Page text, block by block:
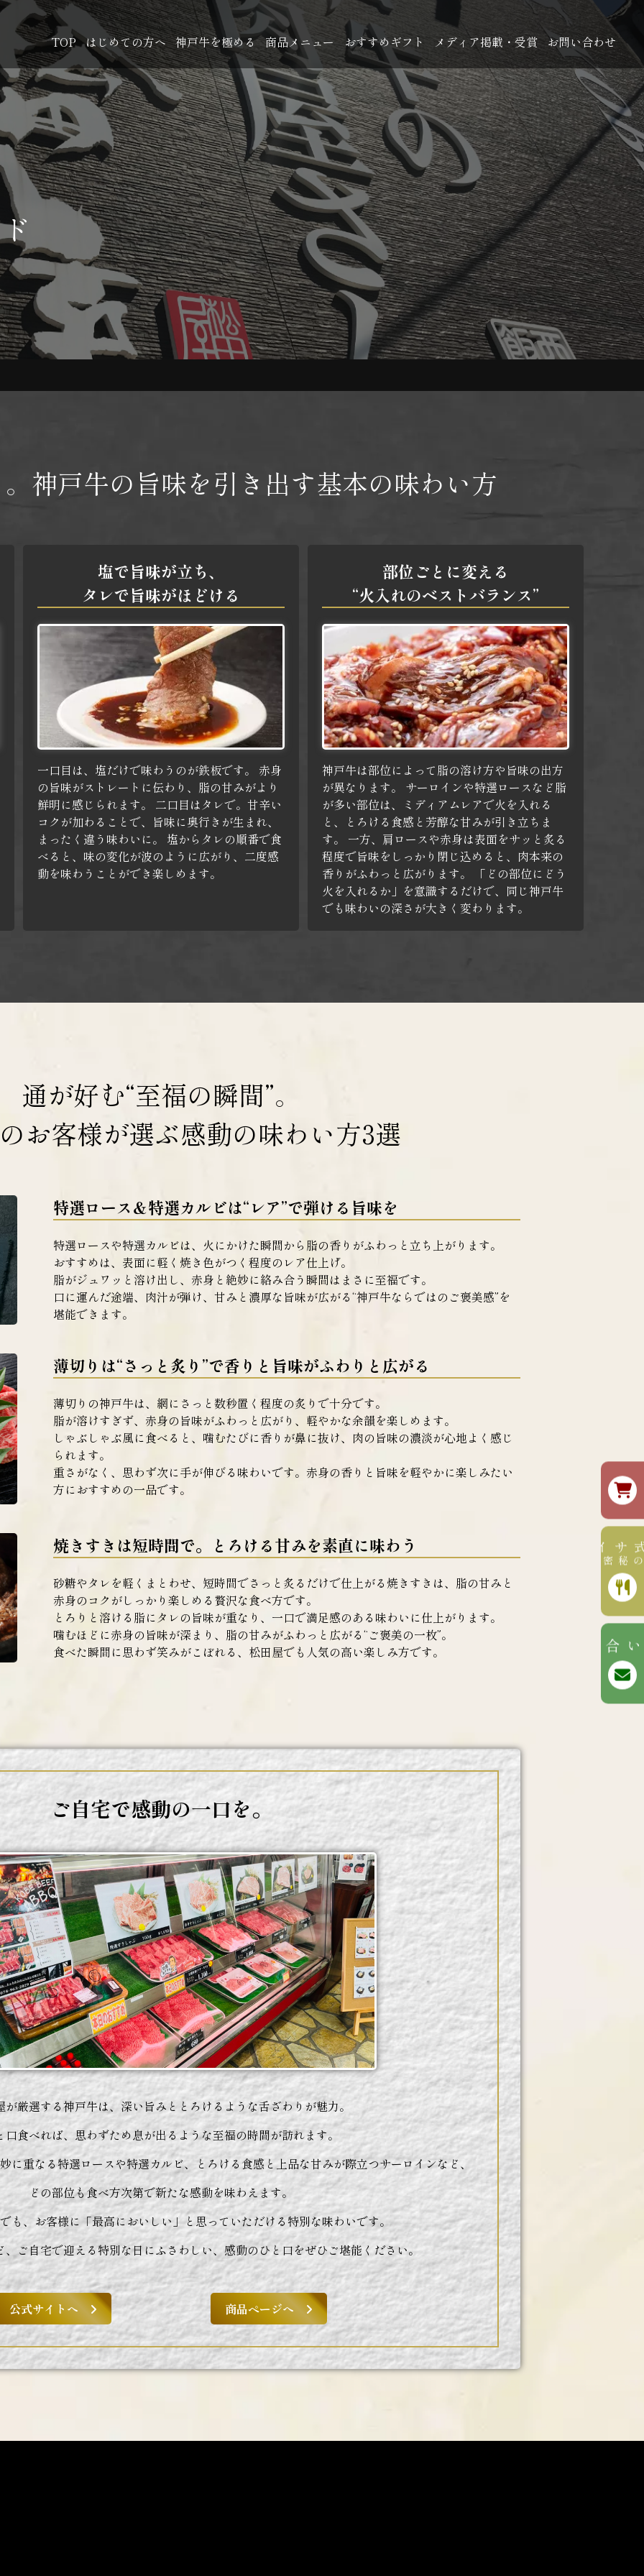
TOP はじめての方へ 神戸牛を極める 商品メニュー おすすめギフト メディア掲載・受賞 お問い合わせ
神戸牛の旨味を引き出す基本の味わい方
塩で旨味が立ち、
タレで旨味がほどける
一口目は、塩だけで味わうのが鉄板です。
赤身
の旨味がストレートに伝わり、脂の甘みがより
鮮明に感じられます。
二口目はタレで。甘辛い
コクが加わることで、旨味に奥行きが生まれ、
まったく違う味わいに。
塩からタレの順番で食
べると、味の変化が波のように広がり、二度感
動を味わうことができ楽しめます。
部位ごとに変える
“火入れのベストバランス”
神戸牛は部位によって脂の溶け方や旨味の出方
が異なります。
サーロインや特選ロースなど脂
が多い部位は、ミディアムレアで火を入れる
と、とろける食感と芳醇な甘みが引き立ちま
す。
一方、肩ロースや赤身は表面をサッと炙る
程度で旨味をしっかり閉じ込めると、肉本来の
香りがふわっと広がります。
「どの部位にどう
火を入れるか」を意識するだけで、同じ神戸牛
でも味わいの深さが大きく変わります。
通が好む“至福の瞬間”。
お客様が選ぶ感動の味わい方3選
特選ロース＆特選カルビは“レア”で弾ける旨味を
特選ロースや特選カルビは、火にかけた瞬間から脂の香りがふわっと立ち上がります。
おすすめは、表面に軽く焼き色がつく程度のレア仕上げ。
脂がジュワッと溶け出し、赤身と絶妙に絡み合う瞬間はまさに至福です。
口に運んだ途端、肉汁が弾け、甘みと濃厚な旨味が広がる“神戸牛ならではのご褒美感”を
堪能できます。
薄切りは“さっと炙り”で香りと旨味がふわりと広がる
薄切りの神戸牛は、網にさっと数秒置く程度の炙りで十分です。
脂が溶けすぎず、赤身の旨味がふわっと広がり、軽やかな余韻を楽しめます。
しゃぶしゃぶ風に食べると、噛むたびに香りが鼻に抜け、肉の旨味の濃淡が心地よく感じ
られます。
重さがなく、思わず次に手が伸びる味わいです。赤身の香りと旨味を軽やかに楽しみたい
方におすすめの一品です。
焼きすきは短時間で。とろける甘みを素直に味わう
砂糖やタレを軽くまとわせ、短時間でさっと炙るだけで仕上がる焼きすきは、脂の甘みと
赤身のコクがしっかり楽しめる贅沢な食べ方です。
とろりと溶ける脂にタレの旨味が重なり、一口で満足感のある味わいに仕上がります。
噛むほどに赤身の旨味が深まり、脂の甘みがふわっと広がる“ご褒美の一枚”。
食べた瞬間に思わず笑みがこぼれる、松田屋でも人気の高い楽しみ方です。
ご自宅で感動の一口を。
が厳選する神戸牛は、深い旨みととろけるような舌ざわりが魅力。
口食べれば、思わずため息が出るような至福の時間が訪れます。
に重なる特選ロースや特選カルビ、とろける食感と上品な甘みが際立つサーロインなど、
どの部位も食べ方次第で新たな感動を味わえます。
も、お客様に「最高においしい」と思っていただける特別な味わいです。
ご自宅で迎える特別な日にふさわしい、感動のひと口をぜひご堪能ください。
公式サイトへ 商品ページへ